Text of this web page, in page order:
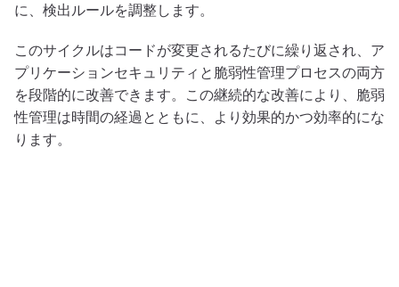
に、検出ルールを調整します。
このサイクルはコードが変更されるたびに繰り返され、ア
プリケーションセキュリティと脆弱性管理プロセスの両方
を段階的に改善できます。この継続的な改善により、脆弱
性管理は時間の経過とともに、より効果的かつ効率的にな
ります。